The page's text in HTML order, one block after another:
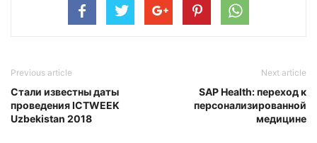
Previous article
Стали известны даты
проведения ICTWEEK
Uzbekistan 2018
Next article
SAP Health: переход к
персонализированной
медицине